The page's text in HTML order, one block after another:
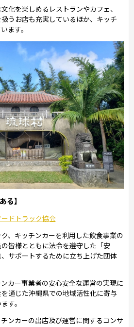
化を楽しめるレストランやカフェ、
うお店も充実しているほか、キッチ
ます。
る】
ドトラック協会
、キッチンカーを利用した飲食事業の
皆様とともに法令を遵守した「安
サポートするために立ち上げた団体
カー事業者の安心安全な運営の実現に
通じた沖縄県での地域活性化に寄与
す。
ンカーの出店及び運営に関するコンサ